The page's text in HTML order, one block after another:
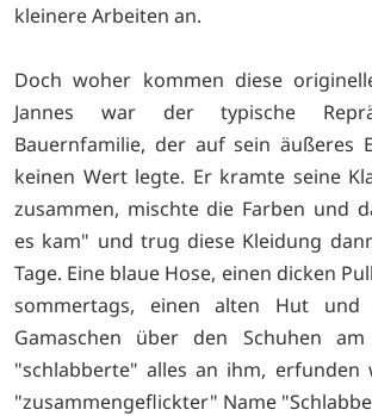
kleinere Arbeiten an.
Doch woher kommen diese
Jannes war der typische
Bauernfamilie, der auf sein äußeres
keinen Wert legte. Er kramte seine
zusammen, mischte die Farben und
es kam" und trug diese Kleidung
Tage. Eine blaue Hose, einen dicken
sommertags, einen alten Hut und
Gamaschen über den Schuhen am
"schlabberte" alles an ihm, erfunden
"zusammengeflickter" Name